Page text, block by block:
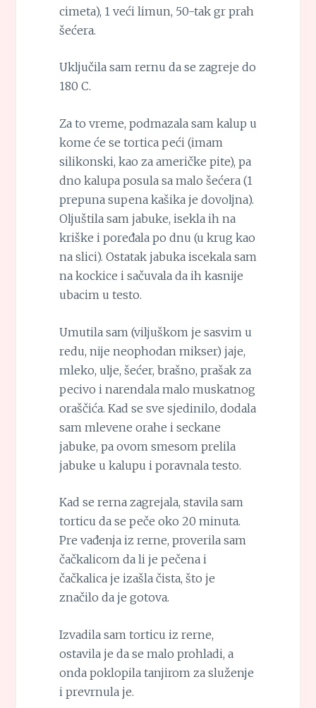
cimeta), 1 veći limun, 50-tak gr prah
šećera.
Uključila sam rernu da se zagreje do
180 C.
Za to vreme, podmazala sam kalup u
kome će se tortica peći (imam
silikonski, kao za američke pite), pa
dno kalupa posula sa malo šećera (1
prepuna supena kašika je dovoljna).
Oljuštila sam jabuke, isekla ih na
kriške i poređala po dnu (u krug kao
na slici). Ostatak jabuka iscekala sam
na kockice i sačuvala da ih kasnije
ubacim u testo.
Umutila sam (viljuškom je sasvim u
redu, nije neophodan mikser) jaje,
mleko, ulje, šećer, brašno, prašak za
pecivo i narendala malo muskatnog
oraščića. Kad se sve sjedinilo, dodala
sam mlevene orahe i seckane
jabuke, pa ovom smesom prelila
jabuke u kalupu i poravnala testo.
Kad se rerna zagrejala, stavila sam
torticu da se peče oko 20 minuta.
Pre vađenja iz rerne, proverila sam
čačkalicom da li je pečena i
čačkalica je izašla čista, što je
značilo da je gotova.
Izvadila sam torticu iz rerne,
ostavila je da se malo prohladi, a
onda poklopila tanjirom za služenje
i prevrnula je.